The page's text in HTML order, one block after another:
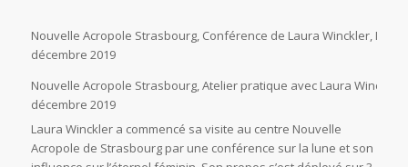
Nouvelle Acropole Strasbourg, Conférence de Laura Winckler,
décembre 2019
Nouvelle Acropole Strasbourg, Atelier pratique avec Laura
décembre 2019
Laura Winckler a commencé sa visite au centre Nouvelle
Acropole de Strasbourg par une conférence sur la lune et son